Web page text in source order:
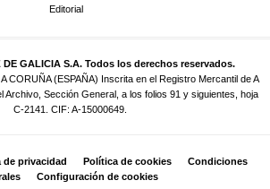
Editorial
GALICIA S.A. Todos los derechos reservados.
CORUÑA (ESPAÑA) Inscrita en el Registro Mercantil de A
Archivo, Sección General, a los folios 91 y siguientes, hoja
C-2141. CIF: A-15000649.
de privacidad Política de cookies
Condiciones
Configuración de cookies